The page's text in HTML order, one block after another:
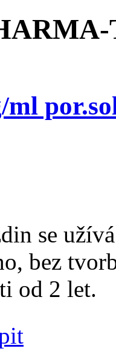
se
bez
od 2 let.